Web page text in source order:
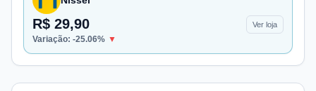
R$ 29,90 Ver loja
Variação: -25.06% ▼